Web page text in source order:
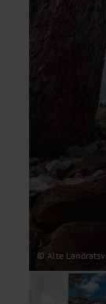
© Alte